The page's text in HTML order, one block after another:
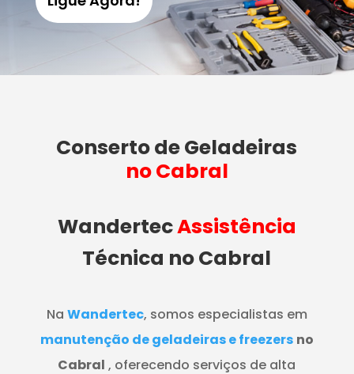
Conserto de Geladeiras
no Cabral
WandertecAssistência
Técnica no Cabral
Na Wandertec, somos especialistas em
manutenção de geladeiras e freezers no
Cabral , oferecendo serviços de alta